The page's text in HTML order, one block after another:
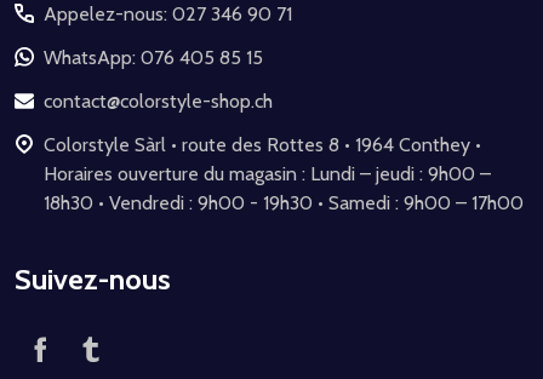
pied
de
page
Appelez-nous: 027 346 90 71
WhatsApp: 076 405 85 15
contact@colorstyle-shop.ch
Colorstyle Sàrl • route des Rottes 8 • 1964 Conthey •
Horaires ouverture du magasin : Lundi – jeudi : 9h00 –
18h30 • Vendredi : 9h00 - 19h30 • Samedi : 9h00 – 17h00
Suivez-nous